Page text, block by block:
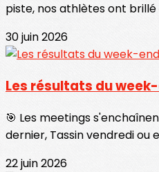
piste, nos athlètes ont brillé
30 juin 2026
Les résultats du
🎯 Les meetings
dernier, Tassin vendredi ou
22 juin 2026